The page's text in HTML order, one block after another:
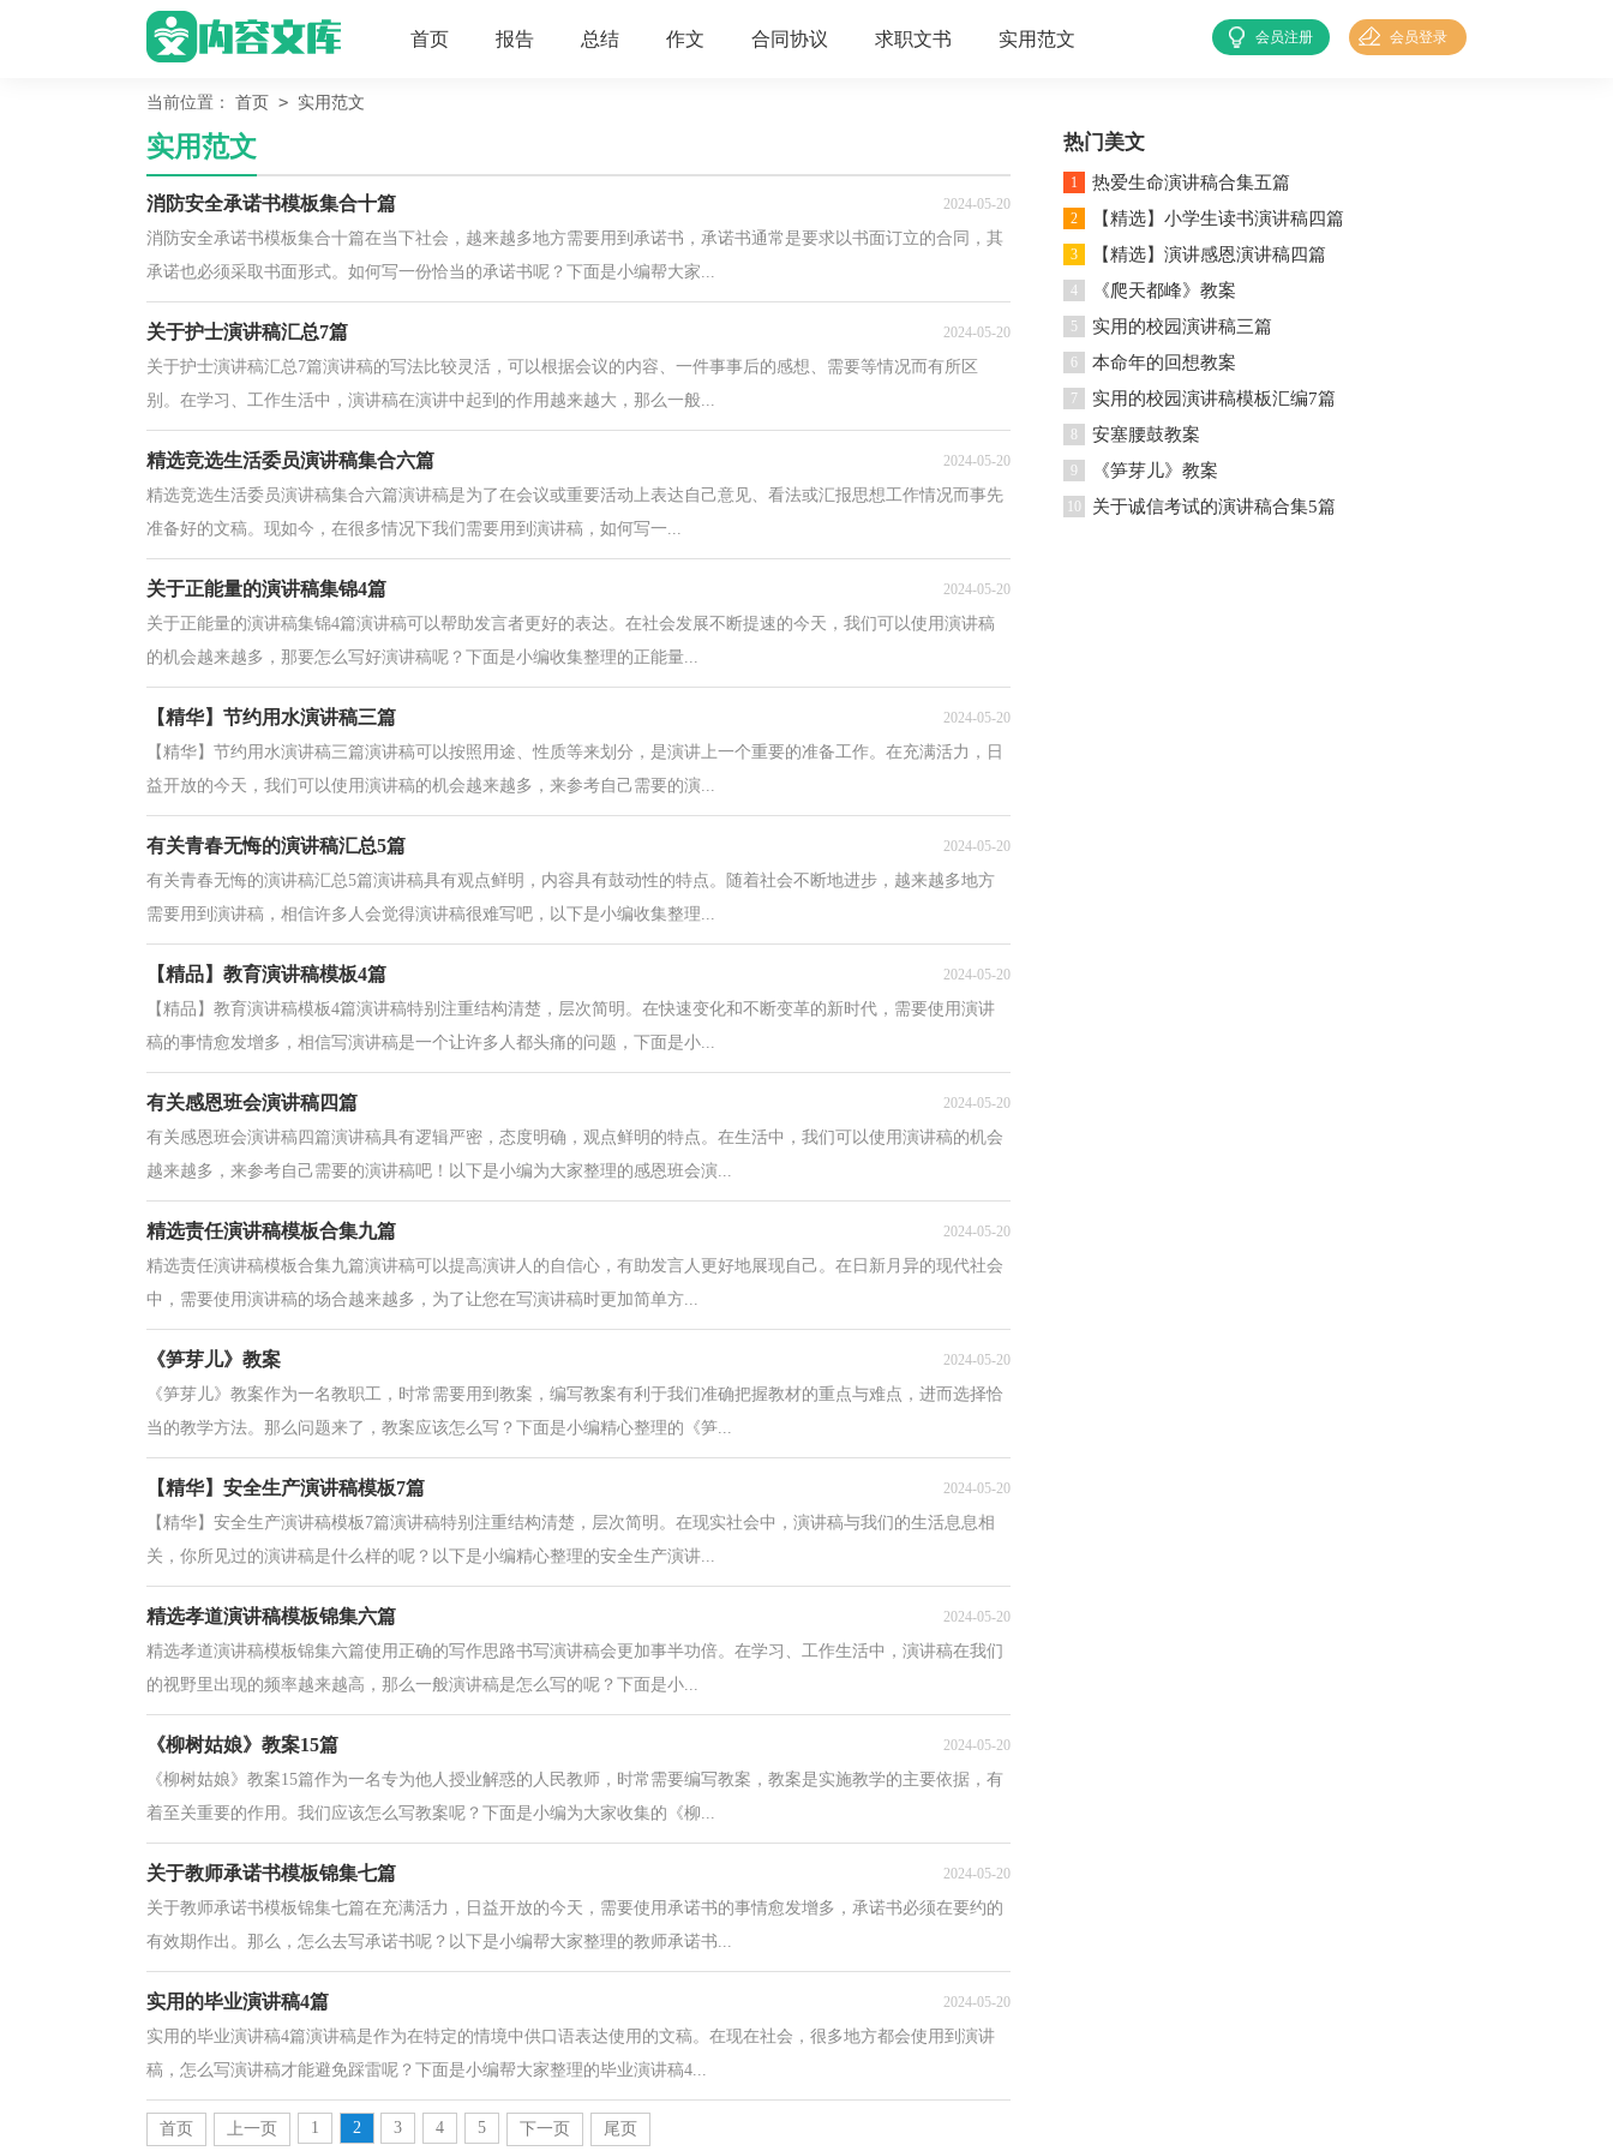
首页 报告 总结 作文 合同协议 求职文书 实用范文 会员登录
会员注册
当前位置： 首页 > 实用范文
实用范文
消防安全承诺书模板集合十篇 2024-05-20
消防安全承诺书模板集合十篇在当下社会，越来越多地方需要用到承诺书，承诺书通常是要求以书面订立的合同，其
承诺也必须采取书面形式。如何写一份恰当的承诺书呢？下面是小编帮大家...
关于护士演讲稿汇总7篇 2024-05-20
关于护士演讲稿汇总7篇演讲稿的写法比较灵活，可以根据会议的内容、一件事事后的感想、需要等情况而有所区
别。在学习、工作生活中，演讲稿在演讲中起到的作用越来越大，那么一般...
精选竞选生活委员演讲稿集合六篇 2024-05-20
精选竞选生活委员演讲稿集合六篇演讲稿是为了在会议或重要活动上表达自己意见、看法或汇报思想工作情况而事先
准备好的文稿。现如今，在很多情况下我们需要用到演讲稿，如何写一...
关于正能量的演讲稿集锦4篇 2024-05-20
关于正能量的演讲稿集锦4篇演讲稿可以帮助发言者更好的表达。在社会发展不断提速的今天，我们可以使用演讲稿
的机会越来越多，那要怎么写好演讲稿呢？下面是小编收集整理的正能量...
【精华】节约用水演讲稿三篇 2024-05-20
【精华】节约用水演讲稿三篇演讲稿可以按照用途、性质等来划分，是演讲上一个重要的准备工作。在充满活力，日
益开放的今天，我们可以使用演讲稿的机会越来越多，来参考自己需要的演...
有关青春无悔的演讲稿汇总5篇 2024-05-20
有关青春无悔的演讲稿汇总5篇演讲稿具有观点鲜明，内容具有鼓动性的特点。随着社会不断地进步，越来越多地方
需要用到演讲稿，相信许多人会觉得演讲稿很难写吧，以下是小编收集整理...
【精品】教育演讲稿模板4篇 2024-05-20
【精品】教育演讲稿模板4篇演讲稿特别注重结构清楚，层次简明。在快速变化和不断变革的新时代，需要使用演讲
稿的事情愈发增多，相信写演讲稿是一个让许多人都头痛的问题，下面是小...
有关感恩班会演讲稿四篇 2024-05-20
有关感恩班会演讲稿四篇演讲稿具有逻辑严密，态度明确，观点鲜明的特点。在生活中，我们可以使用演讲稿的机会
越来越多，来参考自己需要的演讲稿吧！以下是小编为大家整理的感恩班会演...
精选责任演讲稿模板合集九篇 2024-05-20
精选责任演讲稿模板合集九篇演讲稿可以提高演讲人的自信心，有助发言人更好地展现自己。在日新月异的现代社会
中，需要使用演讲稿的场合越来越多，为了让您在写演讲稿时更加简单方...
《笋芽儿》教案 2024-05-20
《笋芽儿》教案作为一名教职工，时常需要用到教案，编写教案有利于我们准确把握教材的重点与难点，进而选择恰
当的教学方法。那么问题来了，教案应该怎么写？下面是小编精心整理的《笋...
【精华】安全生产演讲稿模板7篇 2024-05-20
【精华】安全生产演讲稿模板7篇演讲稿特别注重结构清楚，层次简明。在现实社会中，演讲稿与我们的生活息息相
关，你所见过的演讲稿是什么样的呢？以下是小编精心整理的安全生产演讲...
精选孝道演讲稿模板锦集六篇 2024-05-20
精选孝道演讲稿模板锦集六篇使用正确的写作思路书写演讲稿会更加事半功倍。在学习、工作生活中，演讲稿在我们
的视野里出现的频率越来越高，那么一般演讲稿是怎么写的呢？下面是小...
《柳树姑娘》教案15篇 2024-05-20
《柳树姑娘》教案15篇作为一名专为他人授业解惑的人民教师，时常需要编写教案，教案是实施教学的主要依据，有
着至关重要的作用。我们应该怎么写教案呢？下面是小编为大家收集的《柳...
关于教师承诺书模板锦集七篇 2024-05-20
关于教师承诺书模板锦集七篇在充满活力，日益开放的今天，需要使用承诺书的事情愈发增多，承诺书必须在要约的
有效期作出。那么，怎么去写承诺书呢？以下是小编帮大家整理的教师承诺书...
实用的毕业演讲稿4篇 2024-05-20
实用的毕业演讲稿4篇演讲稿是作为在特定的情境中供口语表达使用的文稿。在现在社会，很多地方都会使用到演讲
稿，怎么写演讲稿才能避免踩雷呢？下面是小编帮大家整理的毕业演讲稿4...
首页 上一页 1 2 3 4 5 下一页 尾页
热门美文
1 热爱生命演讲稿合集五篇
2 【精选】小学生读书演讲稿四篇
3 【精选】演讲感恩演讲稿四篇
4 《爬天都峰》教案
5 实用的校园演讲稿三篇
6 本命年的回想教案
7 实用的校园演讲稿模板汇编7篇
8 安塞腰鼓教案
9 《笋芽儿》教案
10 关于诚信考试的演讲稿合集5篇